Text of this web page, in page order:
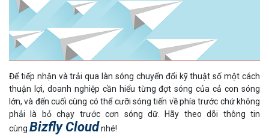
Để tiếp nhận và trải qua làn sóng chuyển đổi kỹ thuật số một cách
thuận lợi, doanh nghiệp cần hiểu từng đợt sóng của cả con sóng
lớn, và đến cuối cùng có thể cưỡi sóng tiến về phía trước chứ không
phải là bỏ chạy trước cơn sóng dữ. Hãy theo dõi thông tin
cùng Bizfly Cloudnhé!